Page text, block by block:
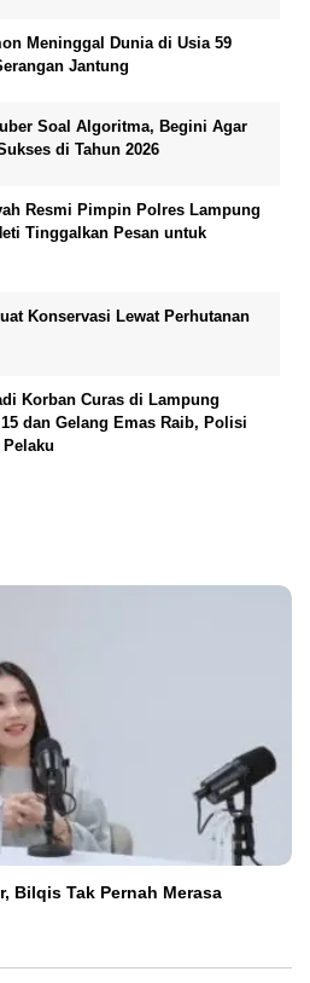
Meninggal Dunia di Usia 59
Jantung
Soal Algoritma, Begini Agar
di Tahun 2026
Resmi Pimpin Polres Lampung
Tinggalkan Pesan untuk
Konservasi Lewat Perhutanan
Korban Curas di Lampung
dan Gelang Emas Raib, Polisi
Bilqis Tak Pernah Merasa